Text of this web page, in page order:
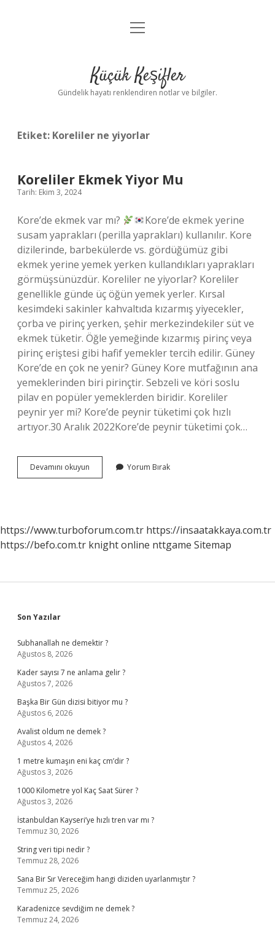
Anasayfa
Yasal Uyarı
menüyü
Küçük Keşifler
Gündelik hayatı renklendiren notlar ve bilgiler.
Etiket: Koreliler ne yiyorlar
Koreliler Ekmek Yiyor Mu
Tarih: Ekim 3, 2024
Kore’de ekmek var mı?
Kore’de ekmek yerine
susam yaprakları (perilla yaprakları) kullanılır. Kore
dizilerinde, barbekülerde vs. gördüğümüz gibi
ekmek yerine yemek yerken kullandıkları yaprakları
görmüşsünüzdür. Koreliler ne yiyorlar? Koreliler
genellikle günde üç öğün yemek yerler. Kırsal
kesimdeki sakinler kahvaltıda kızarmış yiyecekler,
çorba ve pirinç yerken, şehir merkezindekiler süt ve
ekmek tüketir. Öğle yemeğinde kızarmış pirinç veya
pirinç eriştesi gibi hafif yemekler tercih edilir. Güney
Kore’de en çok ne yenir? Güney Kore mutfağının ana
yemeklerinden biri pirinçtir. Sebzeli ve köri soslu
pilav en popüler yemeklerden biridir. Koreliler
peynir yer mi? Kore’de peynir tüketimi çok hızlı
artıyor.30 Aralık 2022Kore’de peynir tüketimi çok…
Devamını okuyun Koreliler
Ekmek
Yorum Bırak
https://www.turboforum.com.tr https://insaatakkaya.com.tr
https://befo.com.tr knight online nttgame Sitemap
Sidebar
Son Yazılar
Subhanallah ne demektir ?
Ağustos 8, 2026
Kader sayısı 7 ne anlama gelir ?
Ağustos 7, 2026
Başka Bir Gün dizisi bitiyor mu ?
Ağustos 6, 2026
Avalist oldum ne demek ?
Ağustos 4, 2026
1 metre kumaşın eni kaç cm’dir ?
Ağustos 3, 2026
1000 Kilometre yol Kaç Saat Sürer ?
Ağustos 3, 2026
İstanbuldan Kayseri’ye hızlı tren var mı ?
Temmuz 30, 2026
String veri tipi nedir ?
Temmuz 28, 2026
Sana Bir Sır Vereceğim hangi diziden uyarlanmıştır ?
Temmuz 25, 2026
Karadenizce sevdiğim ne demek ?
Temmuz 24, 2026